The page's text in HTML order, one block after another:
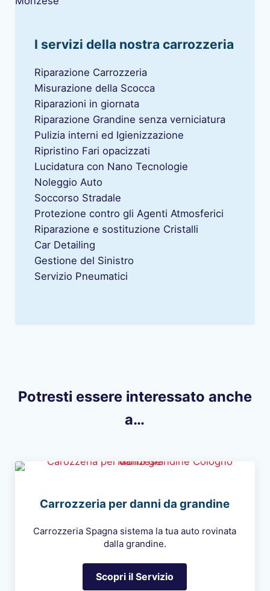
I servizi della nostra carrozzeria
Riparazione Carrozzeria
Misurazione della Scocca
Riparazioni in giornata
Riparazione Grandine senza verniciatura
Pulizia interni ed Igienizzazione
Ripristino Fari opacizzati
Lucidatura con Nano Tecnologie
Noleggio Auto
Soccorso Stradale
Protezione contro gli Agenti Atmosferici
Riparazione e sostituzione Cristalli
Car Detailing
Gestione del Sinistro
Servizio Pneumatici
Potresti essere interessato anche
a…
Carrozzeria per danni da grandine
Carrozzeria Spagna sistema la tua auto rovinata
dalla grandine.
Scopri il ServizioCarrozzeria per danni da